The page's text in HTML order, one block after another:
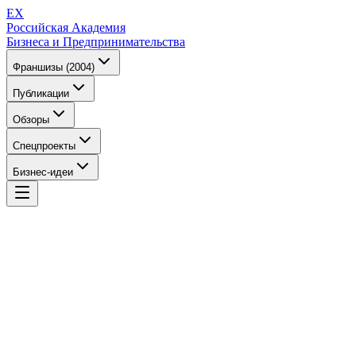
EX
Российская Академия
Бизнеса и Предпринимательства
Франшизы (2004)
Публикации
Обзоры
Спецпроекты
Бизнес-идеи